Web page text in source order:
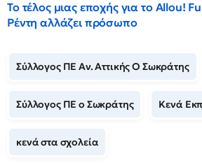
Το τέλος μιας εποχής για το Allou!
Ρέντη αλλάζει πρόσωπο
Σύλλογος ΠΕ Αν. Αττικής Ο Σωκράτης
Σύλλογος ΠΕ ο Σωκράτης Κενά
κενά στα σχολεία